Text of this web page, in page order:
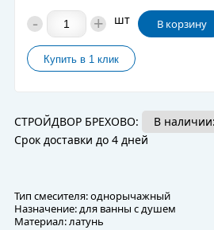
- + шт В корзину
СТРОЙДВОР БРЕХОВО:
В
Срок доставки до 4 дней
Тип смесителя: однорычажный
Назначение: для ванны с душем
Материал: латунь